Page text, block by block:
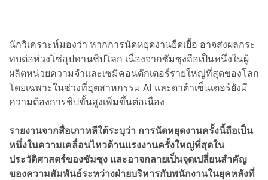
นักวิเคราะห์มองว่า หากการนัดหยุดงานยืดเยื้อ อาจส่งผลกระ
ทบต่อห่วงโซ่อุปทานชิปโลก เนื่องจากซัมซุงถือเป็นหนึ่งในผู้
ผลิตหน่วยความจำและเซมิคอนดักเตอร์รายใหญ่ที่สุดของโลก
โดยเฉพาะในช่วงที่อุตสาหกรรม AI และดาต้าเซ็นเตอร์ยังมี
ความต้องการชิปขั้นสูงเพิ่มขึ้นต่อเนื่อง
รายงานจากสื่อเกาหลีใต้ระบุว่า การนัดหยุดงานครั้งนี้ถือเป็น
หนึ่งในความเคลื่อนไหวด้านแรงงานครั้งใหญ่ที่สุดใน
ประวัติศาสตร์ของซัมซุง และอาจกลายเป็นจุดเปลี่ยนสำคัญ
ของความสัมพันธ์ระหว่างฝ่ายบริหารกับพนักงานในยุคหลังที่